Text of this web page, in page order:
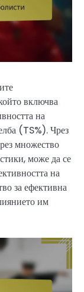
включва
на
(TS%). Чрез
множество
може да се
на
за ефективна
им